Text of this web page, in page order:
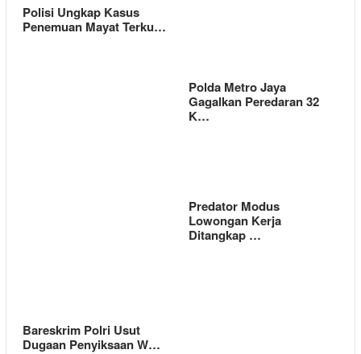
Polisi Ungkap Kasus
Penemuan Mayat Terku…
Polda Metro Jaya
Gagalkan Peredaran 32
K…
Bareskrim Polri Usut
Dugaan Penyiksaan W…
Predator Modus
Lowongan Kerja
Ditangkap …